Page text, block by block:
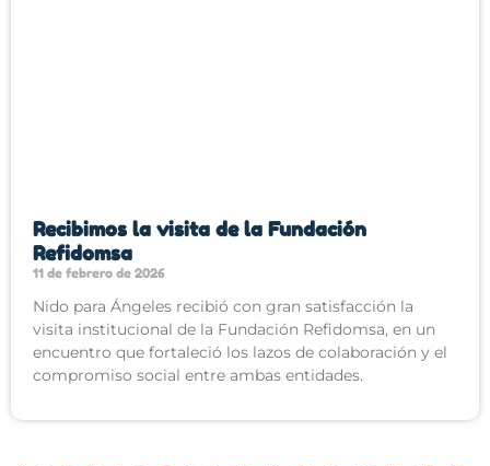
Recibimos la visita de la Fundación
Refidomsa
11 de febrero de 2026
Nido para Ángeles recibió con gran satisfacción la
visita institucional de la Fundación Refidomsa, en un
encuentro que fortaleció los lazos de colaboración y el
compromiso social entre ambas entidades.